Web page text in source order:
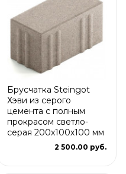
Брусчатка Steingot
Хэви из серого
цемента с полным
прокрасом светло-
серая 200х100х100 мм
2 500.00 руб.